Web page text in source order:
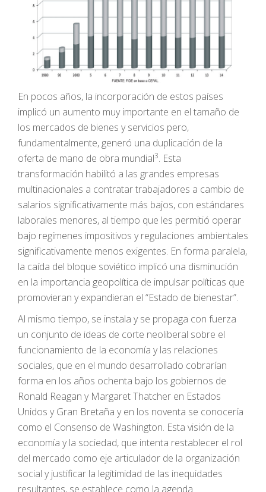
En pocos años, la incorporación de estos países
implicó un aumento muy importante en el tamaño de
los mercados de bienes y servicios pero,
fundamentalmente, generó una duplicación de la
oferta de mano de obra mundial3. Esta
transformación habilitó a las grandes empresas
multinacionales a contratar trabajadores a cambio de
salarios significativamente más bajos, con estándares
laborales menores, al tiempo que les permitió operar
bajo regímenes impositivos y regulaciones ambientales
significativamente menos exigentes. En forma paralela,
la caída del bloque soviético implicó una disminución
en la importancia geopolítica de impulsar políticas que
promovieran y expandieran el “Estado de bienestar”.
Al mismo tiempo, se instala y se propaga con fuerza
un conjunto de ideas de corte neoliberal sobre el
funcionamiento de la economía y las relaciones
sociales, que en el mundo desarrollado cobrarían
forma en los años ochenta bajo los gobiernos de
Ronald Reagan y Margaret Thatcher en Estados
Unidos y Gran Bretaña y en los noventa se conocería
como el Consenso de Washington. Esta visión de la
economía y la sociedad, que intenta restablecer el rol
del mercado como eje articulador de la organización
social y justificar la legitimidad de las inequidades
resultantes, se establece como la agenda